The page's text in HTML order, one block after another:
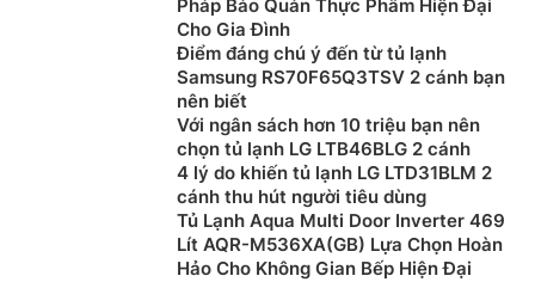
Pháp Bảo Quản Thực Phẩm Hiện Đại
Cho Gia Đình
Điểm đáng chú ý đến từ tủ lạnh
Samsung RS70F65Q3TSV 2 cánh bạn
nên biết
Với ngân sách hơn 10 triệu bạn nên
chọn tủ lạnh LG LTB46BLG 2 cánh
4 lý do khiến tủ lạnh LG LTD31BLM 2
cánh thu hút người tiêu dùng
Tủ Lạnh Aqua Multi Door Inverter 469
Lít AQR-M536XA(GB) Lựa Chọn Hoàn
Hảo Cho Không Gian Bếp Hiện Đại